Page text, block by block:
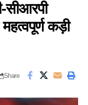
कड़ी
Share